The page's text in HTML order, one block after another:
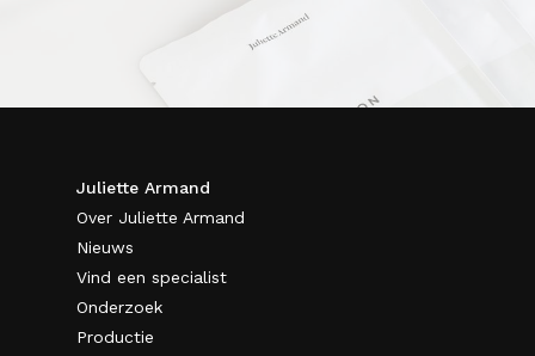
Juliette Armand
Over Juliette Armand
Nieuws
Vind een specialist
Onderzoek
Productie